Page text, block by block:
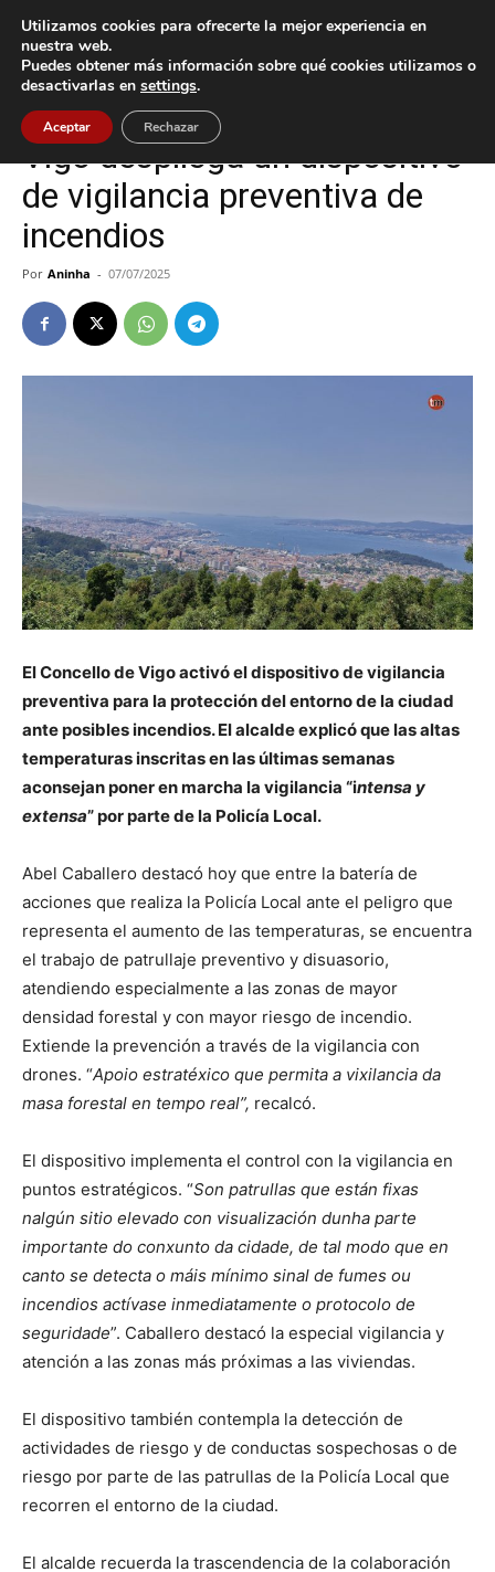
Inicio Vigo
Vigo
Vigo despliega un dispositivo
de vigilancia preventiva de
incendios
Por Aninha - 07/07/2025
El Concello de Vigo activó el dispositivo de vigilancia
preventiva para la protección del entorno de la ciudad
ante posibles incendios. El alcalde explicó que las altas
temperaturas inscritas en las últimas semanas
aconsejan poner en marcha la vigilancia “intensa y
extensa” por parte de la Policía Local.
Abel Caballero destacó hoy que entre la batería de
acciones que realiza la Policía Local ante el peligro que
representa el aumento de las temperaturas, se encuentra
el trabajo de patrullaje preventivo y disuasorio,
atendiendo especialmente a las zonas de mayor
densidad forestal y con mayor riesgo de incendio.
Extiende la prevención a través de la vigilancia con
drones. “Apoio estratéxico que permita a vixilancia da
masa forestal en tempo real”, recalcó.
El dispositivo implementa el control con la vigilancia en
puntos estratégicos. “Son patrullas que están fixas
nalgún sitio elevado con visualización dunha parte
importante do conxunto da cidade, de tal modo que en
canto se detecta o máis mínimo sinal de fumes ou
incendios actívase inmediatamente o protocolo de
seguridade”. Caballero destacó la especial vigilancia y
atención a las zonas más próximas a las viviendas.
El dispositivo también contempla la detección de
actividades de riesgo y de conductas sospechosas o de
riesgo por parte de las patrullas de la Policía Local que
recorren el entorno de la ciudad.
El alcalde recuerda la trascendencia de la colaboración
Utilizamos cookies para ofrecerte la mejor experiencia en
nuestra web.
Puedes obtener más información sobre qué cookies utilizamos o
desactivarlas en settings.
Aceptar Rechazar